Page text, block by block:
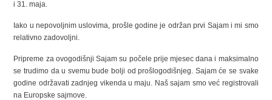
i 31. maja.
Iako u nepovoljnim uslovima, prošle godine je održan prvi Sajam i mi smo
relativno zadovoljni.
Pripreme za ovogodišnji Sajam su počele prije mjesec dana i maksimalno
se trudimo da u svemu bude bolji od prošlogodišnjeg. Sajam će se svake
godine održavati zadnjeg vikenda u maju. Naš sajam smo već registrovali
na Europske sajmove.